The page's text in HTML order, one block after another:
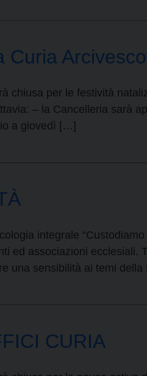
Curia
chiusa per le festività
– la Cancelleria sarà
a giovedì […]
integrale
ed associazioni ecclesiali.
una sensibilità ai temi
CURIA